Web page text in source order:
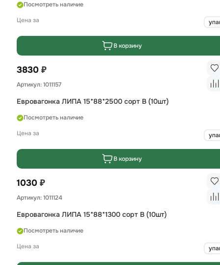
Посмотреть наличие
Цена за
В корзину
3830 ₽
Артикул: 1011157
Евровагонка ЛИПА 15*88*2500 сорт B (10шт)
Посмотреть наличие
Цена за
В корзину
1030 ₽
Артикул: 1011124
Евровагонка ЛИПА 15*88*1300 сорт B (10шт)
Посмотреть наличие
Цена за